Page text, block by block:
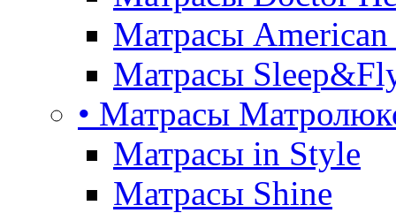
Матрасы American
Матрасы
• Матрасы
Матрасы in Style
Матрасы Shine